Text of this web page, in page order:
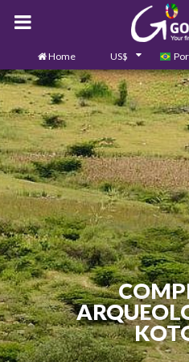
Home US$
Contate-nos